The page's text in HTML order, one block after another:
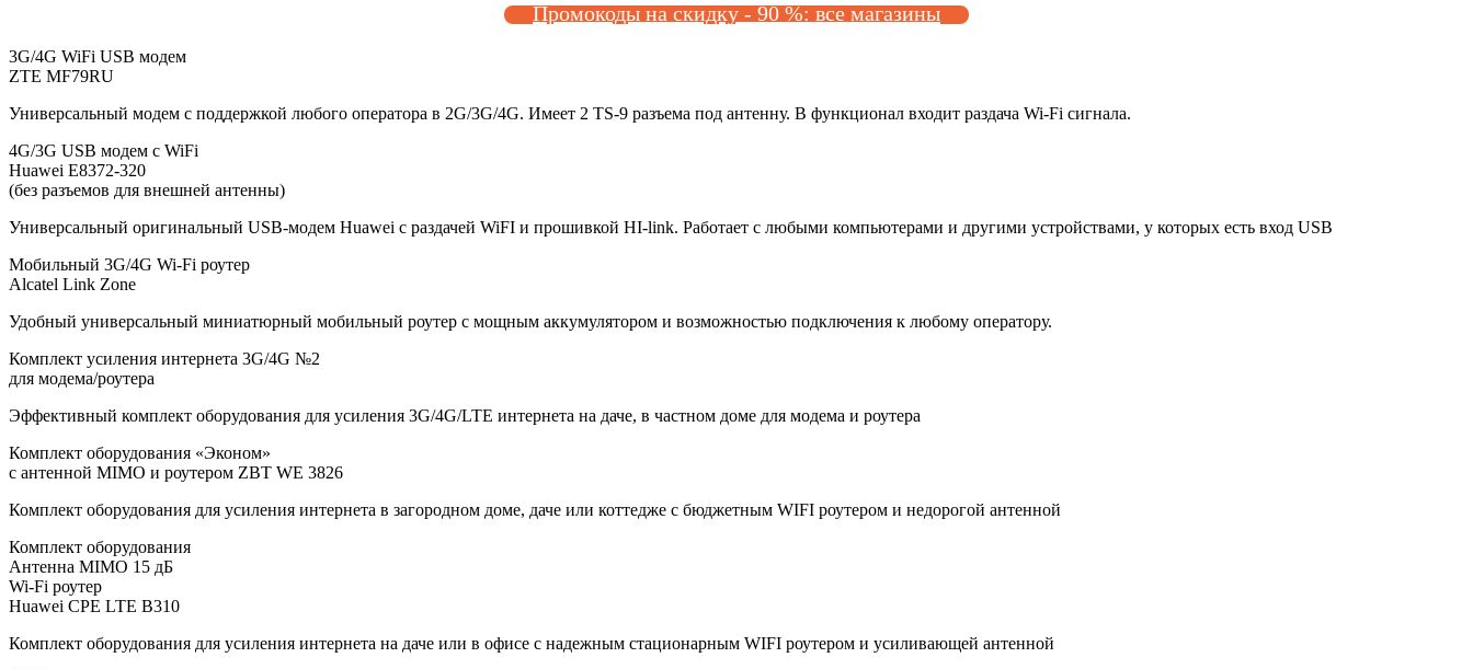
Промокоды на скидку - 90 %: все магазины
3G/4G WiFi USB модем
ZTE MF79RU
Универсальный модем с поддержкой любого оператора в 2G/3G/4G. Имеет 2 TS-9 разъема под антенну. В функционал входит раздача Wi-Fi сигнала.
4G/3G USB модем с WiFi
Huawei E8372-320
(без разъемов для внешней антенны)
Универсальный оригинальный USB-модем Huawei с раздачей WiFI и прошивкой HI-link. Работает с любыми компьютерами и другими устройствами, у которых есть вход USB
Мобильный 3G/4G Wi-Fi роутер
Alcatel Link Zone
Удобный универсальный миниатюрный мобильный роутер с мощным аккумулятором и возможностью подключения к любому оператору.
Комплект усиления интернета 3G/4G №2
для модема/роутера
Эффективный комплект оборудования для усиления 3G/4G/LTE интернета на даче, в частном доме для модема и роутера
Комплект оборудования «Эконом»
с антенной MIMO и роутером ZBT WE 3826
Комплект оборудования для усиления интернета в загородном доме, даче или коттедже с бюджетным WIFI роутером и недорогой антенной
Комплект оборудования
Антенна MIMO 15 дБ
Wi-Fi роутер
Huawei CPE LTE B310
Комплект оборудования для усиления интернета на даче или в офисе с надежным стационарным WIFI роутером и усиливающей антенной